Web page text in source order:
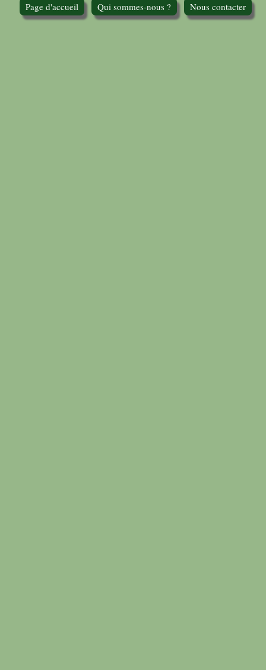
Page d'accueil Qui sommes-nous ? Nous contacter